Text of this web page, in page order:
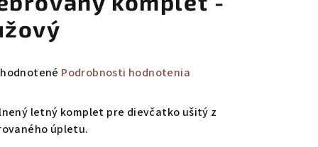
Podrobnosti hodnotenia
letný komplet pre dievčatko ušitý z
úpletu.